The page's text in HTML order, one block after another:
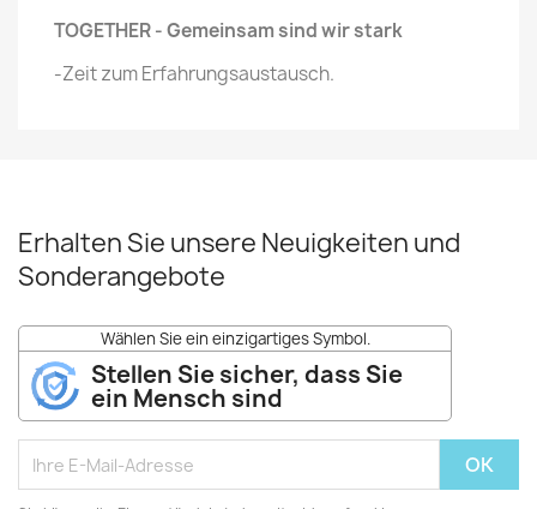
TOGETHER - Gemeinsam sind wir stark
-Zeit zum Erfahrungsaustausch.
Erhalten Sie unsere Neuigkeiten und
Sonderangebote
Wählen Sie ein einzigartiges Symbol.
Stellen Sie sicher, dass Sie
ein Mensch sind